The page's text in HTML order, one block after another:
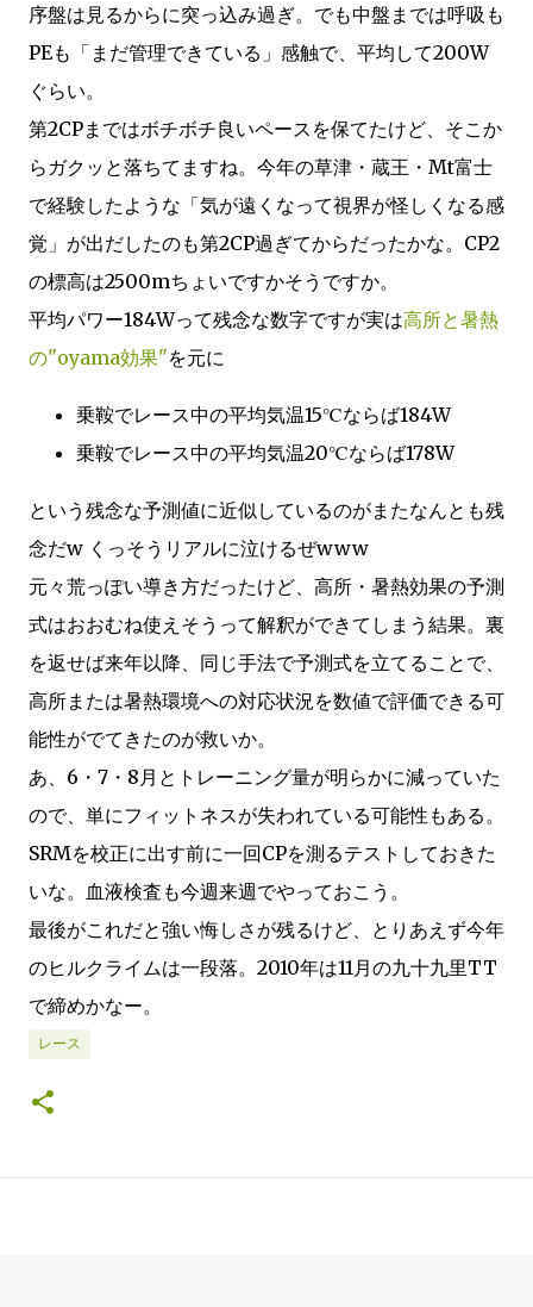
序盤は見るからに突っ込み過ぎ。でも中盤までは呼吸も
PEも「まだ管理できている」感触で、平均して200W
ぐらい。
第2CPまではボチボチ良いペースを保てたけど、そこか
らガクッと落ちてますね。今年の草津・蔵王・Mt富士
で経験したような「気が遠くなって視界が怪しくなる感
覚」が出だしたのも第2CP過ぎてからだったかな。CP2
の標高は2500mちょいですかそうですか。
平均パワー184Wって残念な数字ですが実は高所と暑熱
の"oyama効果"を元に
乗鞍でレース中の平均気温15℃ならば184W
乗鞍でレース中の平均気温20℃ならば178W
という残念な予測値に近似しているのがまたなんとも残
念だw くっそうリアルに泣けるぜwww
元々荒っぽい導き方だったけど、高所・暑熱効果の予測
式はおおむね使えそうって解釈ができてしまう結果。裏
を返せば来年以降、同じ手法で予測式を立てることで、
高所または暑熱環境への対応状況を数値で評価できる可
能性がでてきたのが救いか。
あ、6・7・8月とトレーニング量が明らかに減っていた
ので、単にフィットネスが失われている可能性もある。
SRMを校正に出す前に一回CPを測るテストしておきた
いな。血液検査も今週来週でやっておこう。
最後がこれだと強い悔しさが残るけど、とりあえず今年
のヒルクライムは一段落。2010年は11月の九十九里TT
で締めかなー。
レース